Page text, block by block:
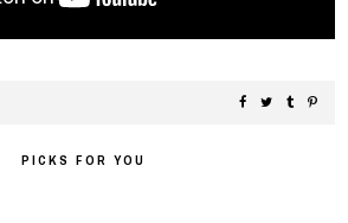
PICKS FOR YOU